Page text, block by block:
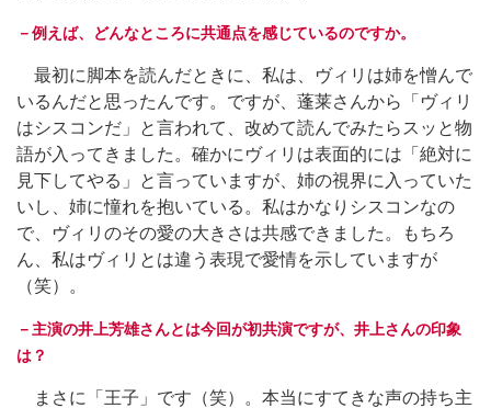
－例えば、どんなところに共通点を感じているのですか。
最初に脚本を読んだときに、私は、ヴィリは姉を憎んで
いるんだと思ったんです。ですが、蓬莱さんから「ヴィリ
はシスコンだ」と言われて、改めて読んでみたらスッと物
語が入ってきました。確かにヴィリは表面的には「絶対に
見下してやる」と言っていますが、姉の視界に入っていた
いし、姉に憧れを抱いている。私はかなりシスコンなの
で、ヴィリのその愛の大きさは共感できました。もちろ
ん、私はヴィリとは違う表現で愛情を示していますが
（笑）。
－主演の井上芳雄さんとは今回が初共演ですが、井上さんの印象
は？
まさに「王子」です（笑）。本当にすてきな声の持ち主